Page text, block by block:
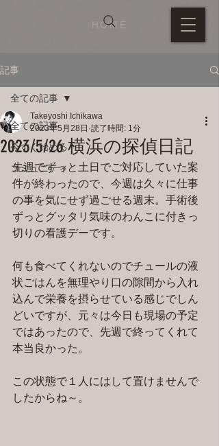
HOME
記事
全ての記事
今すぐ始める
コミュニティ
全ての記事
2023/5/26 横浜の探偵日記
Takeyoshi Ichikawa
2023年5月28日 読了時間: 1分
先週でずっと土日でご対応していた案
件が終わったので、今週は久々に仕事
の事を気にせず過ごせる週末。手術後
ずっとグッタリ気味のわんこに付きっ
切りの看護デーです。
何も食べてくれないのでチュールの液
状ごはんを無理やり口の隙間から入れ
込んで栄養を摂らせている感じでしん
どいですが、元々は今日も現場の予定
ではあったので、先週で終ってくれて
本当良かった。
この状態で１人にはして置けませんで
したからね～。